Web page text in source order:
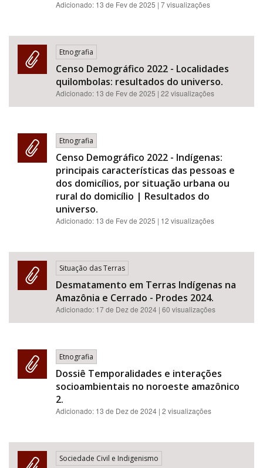
Adicionado: 13 de Fev de 2025 | 7 visualizações
Etnografia
Censo Demográfico 2022 - Localidades
quilombolas: resultados do universo.
Adicionado: 13 de Fev de 2025 | 22 visualizações
Etnografia
Censo Demográfico 2022 - Indígenas:
principais características das pessoas e
dos domicílios, por situação urbana ou
rural do domicílio | Resultados do
universo.
Adicionado: 13 de Fev de 2025 | 12 visualizações
Situação das Terras
Desmatamento em Terras Indígenas na
Amazônia e Cerrado - Prodes 2024.
Adicionado: 17 de Dez de 2024 | 60 visualizações
Etnografia
Dossiê Temporalidades e interações
socioambientais no noroeste amazônico
2.
Adicionado: 13 de Dez de 2024 | 2 visualizações
Sociedade Civil e Indigenismo